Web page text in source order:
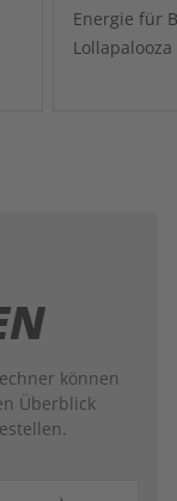
Energie für
können
Überblick